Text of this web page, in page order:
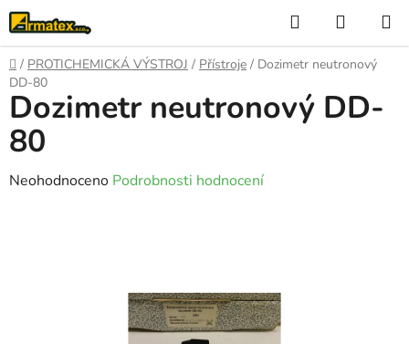
Přejít
na
obsah
Hledat
KOŠÍK
Domů
/ PROTICHEMICKÁ VÝSTROJ / Přístroje / Dozimetr neutronový
DD-80
Dozimetr neutronový DD-
80
Průměrné
Neohodnoceno Podrobnosti hodnocení